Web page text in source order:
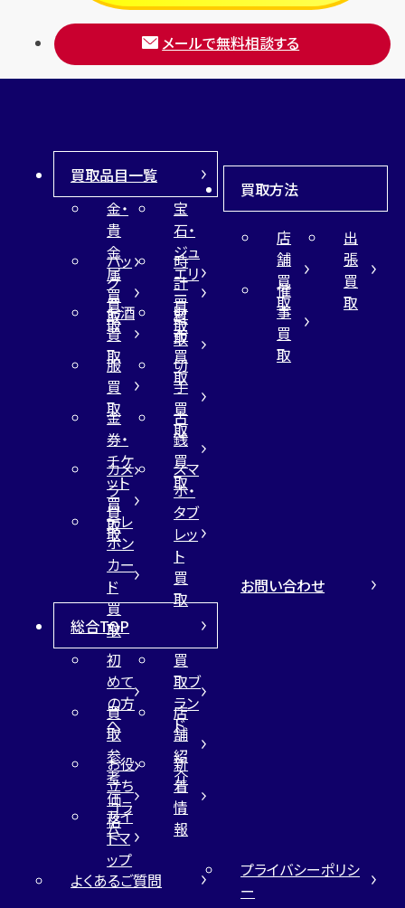
メールで無料相談する
買取品目一覧
金・
貴
金
属
買
取
宝
石・
ジュ
エリ
ー
買
取
バッ
グ
買
取
時
計
買
取
お酒
買
取
財
布
買
取
服
買
取
切
手
買
取
金
券・
チケ
ット
買
取
古
銭
買
取
カメ
ラ
買
取
スマ
ホ・
タブ
レッ
ト
買
取
テレ
ホン
カー
ド
買
取
買取方法
店
舗
買
取
出
張
買
取
催
事
買
取
総合TOP
初
めて
の方
へ
買
取ブ
ラン
ド
買
取
参
考
価
格
店
舗
紹
介
お役
立ち
コラ
ム
新
着
情
報
サイ
トマ
ップ
お問い合わせ
よくあるご質問
プライバシーポリシ
ー